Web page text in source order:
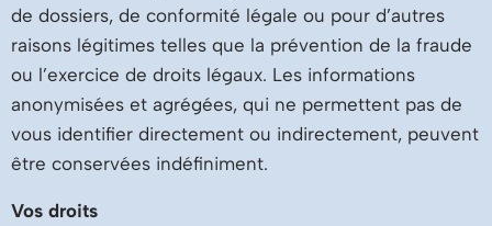
de dossiers, de conformité légale ou pour d’autres
raisons légitimes telles que la prévention de la fraude
ou l’exercice de droits légaux. Les informations
anonymisées et agrégées, qui ne permettent pas de
vous identifier directement ou indirectement, peuvent
être conservées indéfiniment.
Vos droits